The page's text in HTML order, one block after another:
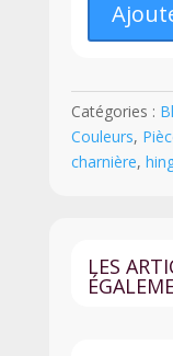
Charnière
Plate
Plaque
Articulée
1
x
-
Blanc
Catégories :
Couleurs,
charnière,
LES